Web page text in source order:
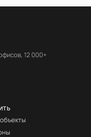
12 000+